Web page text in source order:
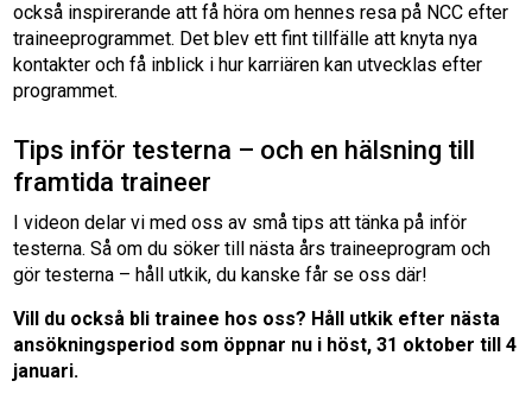
också inspirerande att få höra om hennes resa på NCC efter
traineeprogrammet. Det blev ett fint tillfälle att knyta nya
kontakter och få inblick i hur karriären kan utvecklas efter
programmet.
Tips inför testerna – och en hälsning till
framtida traineer
I videon delar vi med oss av små tips att tänka på inför
testerna. Så om du söker till nästa års traineeprogram och
gör testerna – håll utkik, du kanske får se oss där!
Vill du också bli trainee hos oss? Håll utkik efter nästa
ansökningsperiod som öppnar nu i höst, 31 oktober till 4
januari.